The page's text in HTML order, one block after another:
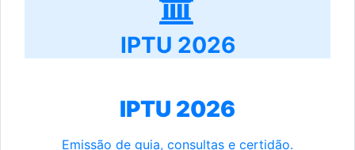
IPTU 2026
IPTU 2026
Emissão de guia, consultas e certidão.